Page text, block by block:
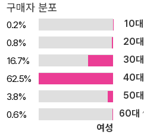
방진 수련기』가 당선작으로 결정되었다. 이번 제2회 수상작 『
의 건방진 수련기』은 지난해에 비해
들의 선택을 받은 국내 최초 본격 어
정은 지난해 『삼백이의 칠일장』으
을 수상하면서 타고난 이야기꾼이라
방이의 건방진 수련기』가 제2회 스
시 한 번 주목받고 있다. 현재 초등
구매자 분포
0.2% 10대
0.8%
20대
16.7%
30대
62.5%
40대
3.8%
50대
0.6%
60대
여성